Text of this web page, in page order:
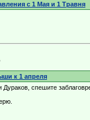
с 1 Мая и 1 Травня
к 1 апреля
спешите